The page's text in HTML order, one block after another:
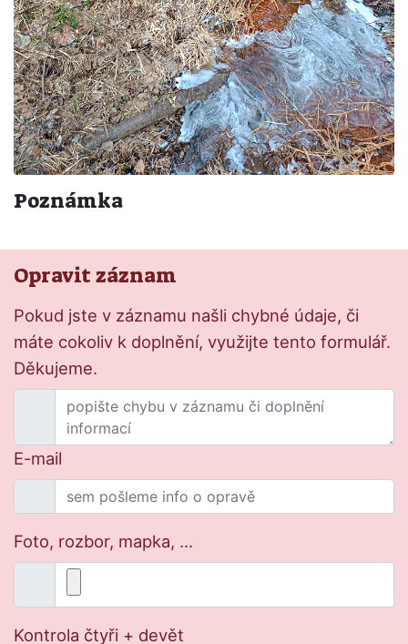
Poznámka
Opravit záznam
Pokud jste v záznamu našli chybné údaje, či
máte cokoliv k doplnění, využijte tento formulář.
Děkujeme.
E-mail
Foto, rozbor, mapka, ...
Kontrola čtyři + devět